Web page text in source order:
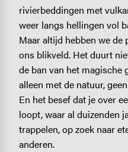
rivierbeddingen met
weer langs hellingen vol
Maar altijd hebben we de
ons blikveld. Het duurt
de ban van het magische
alleen met de natuur,
En het besef dat je over
loopt, waar al duizenden
trappelen, op zoek naar
anderen.